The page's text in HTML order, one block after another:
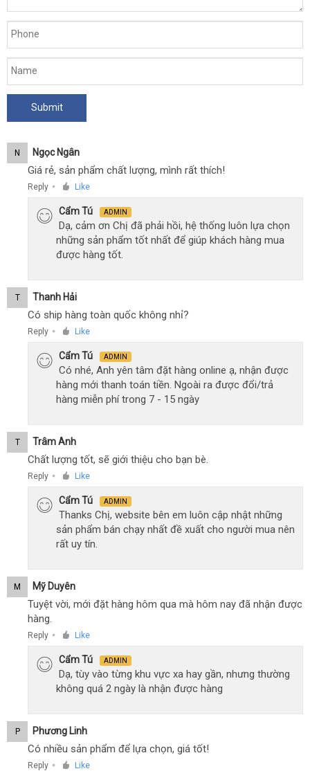
N Ngọc Ngân
Giá rẻ, sản phẩm chất lượng, mình rất thích!
Reply ● Like
Cẩm Tú ADMIN
Dạ, cảm ơn Chị đã phải hồi, hệ thống luôn lựa chọn
những sản phẩm tốt nhất để giúp khách hàng mua
được hàng tốt.
T Thanh Hải
Có ship hàng toàn quốc không nhỉ?
Reply ● Like
Cẩm Tú ADMIN
Có nhé, Anh yên tâm đặt hàng online ạ, nhận được
hàng mới thanh toán tiền. Ngoài ra được đổi/trả
hàng miễn phí trong 7 - 15 ngày
T Trâm Anh
Chất lượng tốt, sẽ giới thiệu cho bạn bè.
Reply ● Like
Cẩm Tú ADMIN
Thanks Chị, website bên em luôn cập nhật những
sản phẩm bán chạy nhất đề xuất cho người mua nên
rất uy tín.
M Mỹ Duyên
Tuyệt vời, mới đặt hàng hôm qua mà hôm nay đã nhận được
hàng.
Reply ● Like
Cẩm Tú ADMIN
Dạ, tùy vào từng khu vực xa hay gần, nhưng thường
không quá 2 ngày là nhận được hàng
P Phương Linh
Có nhiều sản phẩm để lựa chọn, giá tốt!
Reply ● Like